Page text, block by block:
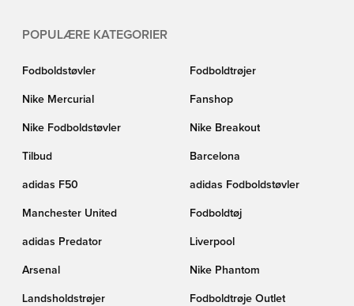
POPULÆRE KATEGORIER
Fodboldstøvler Fodboldtrøjer
Nike Mercurial Fanshop
Nike Fodboldstøvler Nike Breakout
Tilbud Barcelona
adidas F50 adidas Fodboldstøvler
Manchester United Fodboldtøj
adidas Predator Liverpool
Arsenal Nike Phantom
Landsholdstrøjer Fodboldtrøje Outlet